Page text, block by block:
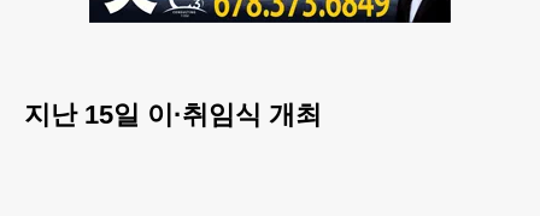
지난 15일 이·취임식 개최